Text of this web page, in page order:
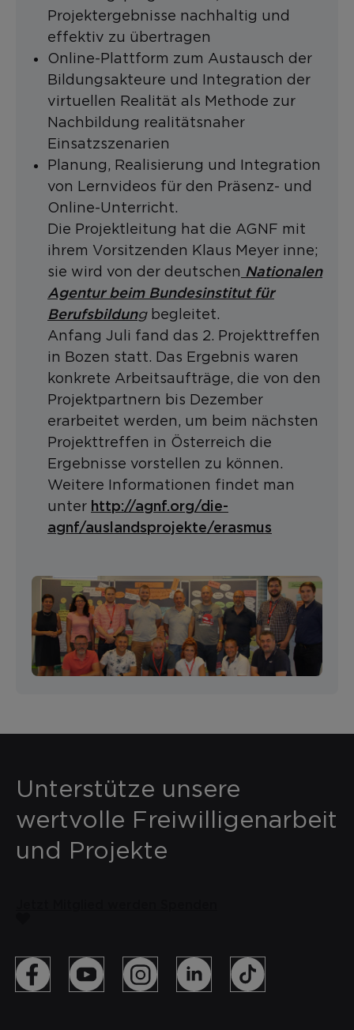
Projektergebnisse nachhaltig und
effektiv zu übertragen
Online-Plattform zum Austausch der
Bildungsakteure und Integration der
virtuellen Realität als Methode zur
Nachbildung realitätsnaher
Einsatzszenarien
Planung, Realisierung und Integration
von Lernvideos für den Präsenz- und
Online-Unterricht.
Die Projektleitung hat die AGNF mit
ihrem Vorsitzenden Klaus Meyer inne;
sie wird von der deutschen Nationalen
Agentur beim Bundesinstitut für
Berufsbildung begleitet.
Anfang Juli fand das 2. Projekttreffen
in Bozen statt. Das Ergebnis waren
konkrete Arbeitsaufträge, die von den
Projektpartnern bis Dezember
erarbeitet werden, um beim nächsten
Projekttreffen in Österreich die
Ergebnisse vorstellen zu können.
Weitere Informationen findet man
unter http://agnf.org/die-
agnf/auslandsprojekte/erasmus
Unterstütze unsere
wertvolle Freiwilligenarbeit
und Projekte